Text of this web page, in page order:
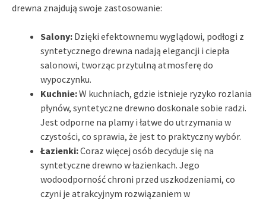
drewna znajdują swoje zastosowanie:
Salony: Dzięki efektownemu wyglądowi, podłogi z
syntetycznego drewna nadają elegancji i ciepła
salonowi, tworząc przytulną atmosferę do
wypoczynku.
Kuchnie:W kuchniach, gdzie istnieje ryzyko rozlania
płynów, syntetyczne drewno doskonale sobie radzi.
Jest odporne na plamy i łatwe do utrzymania w
czystości, co sprawia, że jest to praktyczny wybór.
Łazienki:Coraz więcej osób decyduje się na
syntetyczne drewno w łazienkach. Jego
wodoodporność chroni przed uszkodzeniami, co
czyni je atrakcyjnym rozwiązaniem w